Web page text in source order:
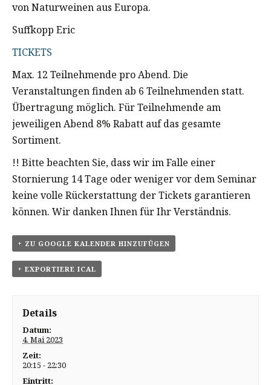
von Naturweinen aus Europa.
Suffkopp Eric
TICKETS
Max. 12 Teilnehmende pro Abend. Die
Veranstaltungen finden ab 6 Teilnehmenden statt.
Übertragung möglich. Für Teilnehmende am
jeweiligen Abend 8% Rabatt auf das gesamte
Sortiment.
!! Bitte beachten Sie, dass wir im Falle einer
Stornierung 14 Tage oder weniger vor dem Seminar
keine volle Rückerstattung der Tickets garantieren
können. Wir danken Ihnen für Ihr Verständnis.
+ ZU GOOGLE KALENDER HINZUFÜGEN
+ EXPORTIERE ICAL
Details
Datum:
4. Mai 2023
Zeit:
20:15 - 22:30
Eintritt: